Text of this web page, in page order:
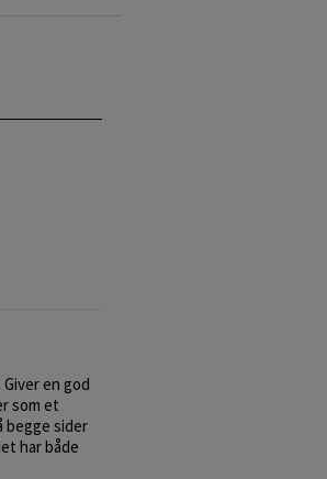
en god
som et
begge sider
har både